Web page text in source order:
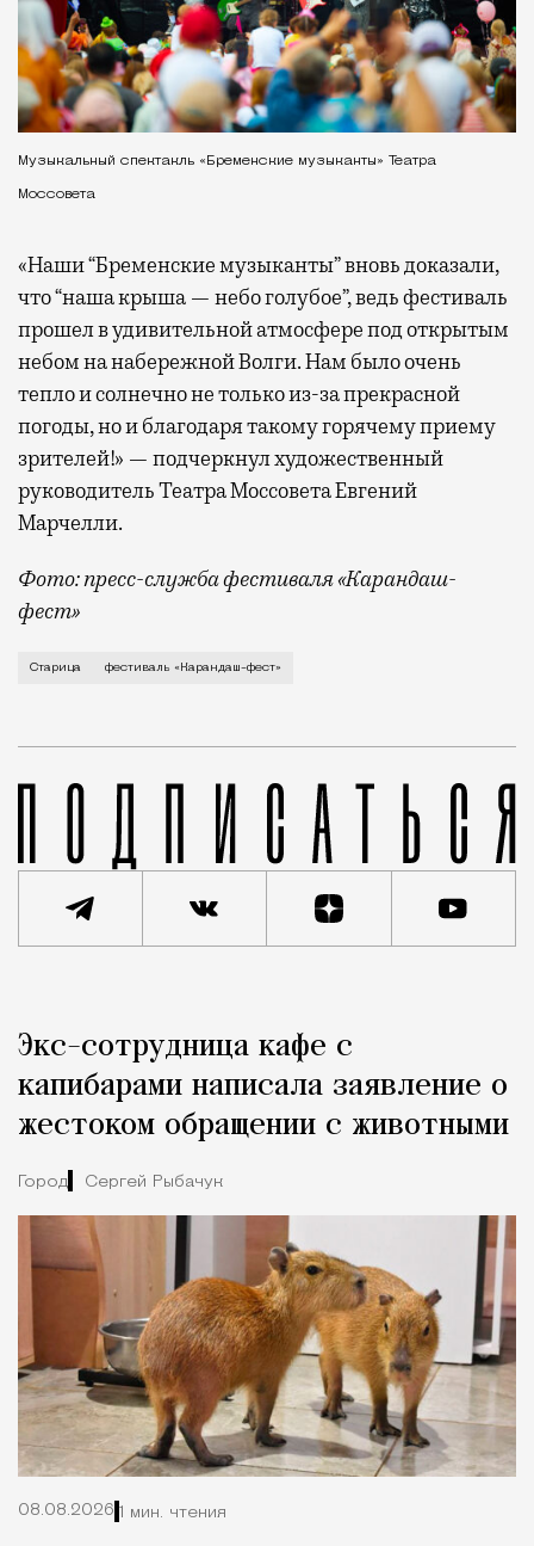
Музыкальный спектакль «Бременские музыканты» Театра
Моссовета
«Наши “Бременские музыканты” вновь доказали,
что “наша крыша — небо голубое”, ведь фестиваль
прошел в удивительной атмосфере под открытым
небом на набережной Волги. Нам было очень
тепло и солнечно не только из-за прекрасной
погоды, но и благодаря такому горячему приему
зрителей!» — подчеркнул художественный
руководитель Театра Моссовета Евгений
Марчелли.
Фото: пресс-служба фестиваля «Карандаш-
фест»
В минувший уикенд маленькая Старица в
Старица фестиваль «Карандаш-фест»
Город
Экс-сотрудница кафе с
капибарами написала заявление о
жестоком обращении с животными
Город Сергей Рыбачук
08.08.2026 1 мин. чтения